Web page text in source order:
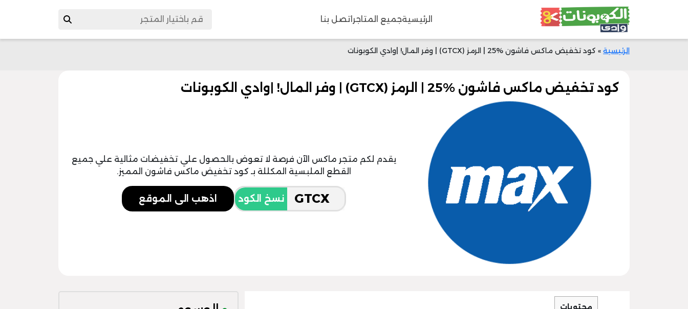
الرئيسيةجميع المتاجر اتصل بنا
الرئيسية » كود تخفيض ماكس فاشون %25 | الرمز (GTCX) | وفر المال! |وادي الكوبونات
كود تخفيض ماكس فاشون %25 | الرمز (GTCX) | وفر المال! |وادي الكوبونات
يقدم لكم متجر ماكس الآن فرصة لا تعوض بالحصول علي تخفيضات مثالية علي جميع
القطع الملبسية المكللة بـ كود تخفيض ماكس فاشون المميز.
نسخ الكود اذهب الى الموقع
محتويات